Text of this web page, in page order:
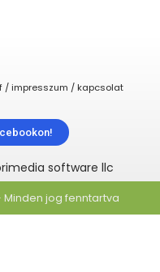
impresszum / kapcsolat
software llc
Minden jog fenntartva